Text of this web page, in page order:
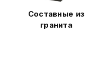
Составные из
гранита